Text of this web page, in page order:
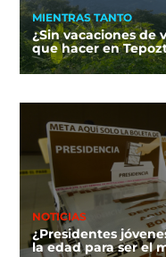
MIENTRAS TANTO
¿Sin vacaciones de
que hacer en
NOTICIAS
¿Presidentes
la edad para ser el